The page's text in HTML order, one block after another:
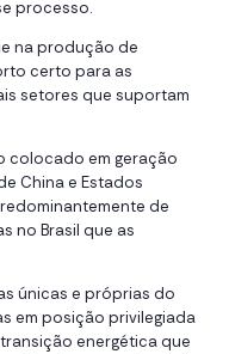
processo.
na produção de
certo para as
setores que suportam
colocado em geração
China e Estados
de
no Brasil que as
únicas e próprias do
em posição privilegiada
energética que